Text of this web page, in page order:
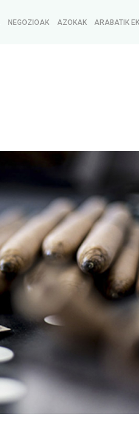
NEGOZIOAK AZOKAK ARABATIK